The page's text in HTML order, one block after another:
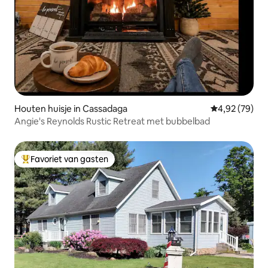
Houten huisje in Cassadaga Gemiddelde
4,92 (79)
Angie's Reynolds Rustic Retreat met bubbelbad
Topfavoriet van gasten
Favoriet van gasten